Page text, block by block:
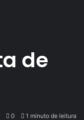
de
0 1 minuto de leitura